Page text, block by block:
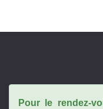
Pour le rendez-